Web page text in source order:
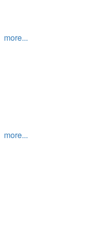
more...
more...